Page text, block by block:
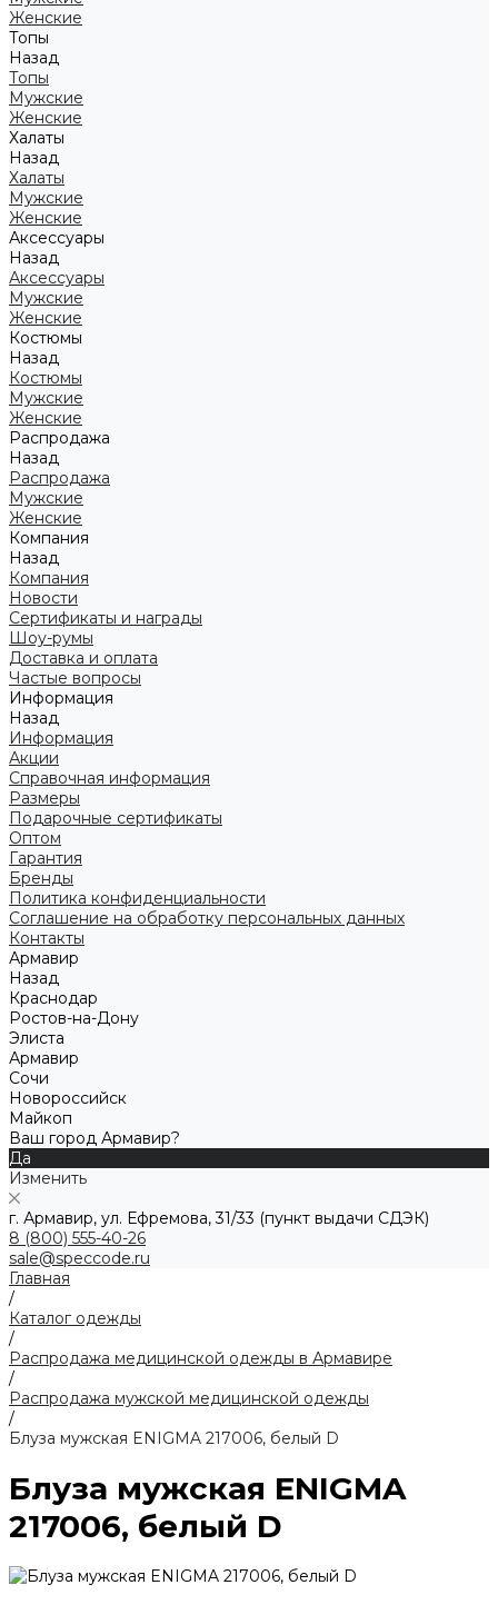
Женские
Топы
Назад
Топы
Мужские
Женские
Халаты
Назад
Халаты
Мужские
Женские
Аксессуары
Назад
Аксессуары
Мужские
Женские
Костюмы
Назад
Костюмы
Мужские
Женские
Распродажа
Назад
Распродажа
Мужские
Женские
Компания
Назад
Компания
Новости
Сертификаты и награды
Шоу-румы
Доставка и оплата
Частые вопросы
Информация
Назад
Информация
Акции
Справочная информация
Размеры
Подарочные сертификаты
Оптом
Гарантия
Бренды
Политика конфиденциальности
Соглашение на обработку персональных данных
Контакты
Армавир
Назад
Краснодар
Ростов-на-Дону
Элиста
Армавир
Сочи
Новороссийск
Майкоп
Ваш город Армавир?
Да
Изменить
г. Армавир, ул. Ефремова, 31/33 (пункт выдачи СДЭК)
8 (800) 555-40-26
sale@speccode.ru
Главная
/
Каталог одежды
/
Распродажа медицинской одежды в Армавире
/
Распродажа мужской медицинской одежды
/
Блуза мужская ENIGMA 217006, белый D
Блуза мужская ENIGMA
217006, белый D